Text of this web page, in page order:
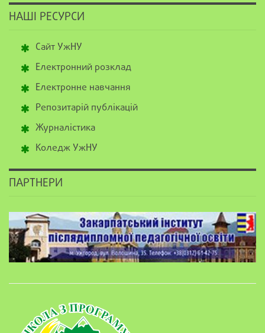
НАШІ РЕСУРСИ
Сайт УжНУ
Електронний розклад
Електронне навчання
Репозитарій публікацій
Журналістика
Коледж УжНУ
ПАРТНЕРИ